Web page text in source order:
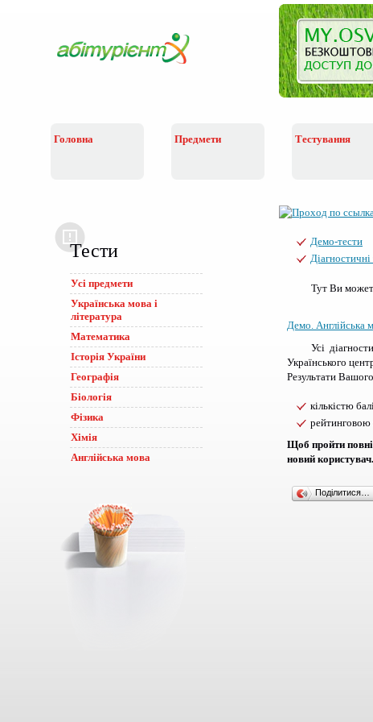
Головна Предмети Тестування
Тести
Усі предмети
Українська мова i
лiтература
Математика
Історія України
Географія
Біологія
Фізика
Хімія
Англійська мова
Демо-тести
Діагностичні
Тут Ви
Демо. Англійська
Усі
Українського
Результати
кількістю
рейтинговою
Щоб пройти
новий користувач.
Поділитися…